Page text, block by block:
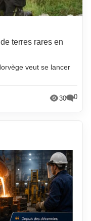
terres rares en
veut se lancer
30 0